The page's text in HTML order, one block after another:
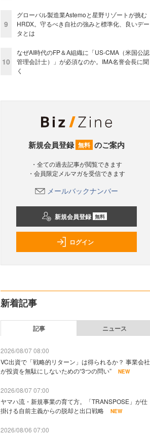
9
グローバル製造業Astemoと星野リゾートが挑む
HRDX。守るべき自社の強みと標準化、良いデー
タとは
10
なぜAI時代のFP＆A組織に「US-CMA（米国公認
管理会計士）」が必須なのか。IMA名誉会長に聞
く
新規会員登録 無料 のご案内
・全ての過去記事が閲覧できます
・会員限定メルマガを受信できます
メールバックナンバー
新規会員登録 無料
ログイン
新着記事
記事 ニュース
2026/08/07 08:00
VC出資で「戦略的リターン」は得られるか？ 事業会社
が投資を無駄にしないための“3つの問い”
NEW
2026/08/07 07:00
ヤマハ流・新規事業の育て方。「TRANSPOSE」が仕
掛ける自前主義からの脱却と出口戦略
NEW
2026/08/06 07:00